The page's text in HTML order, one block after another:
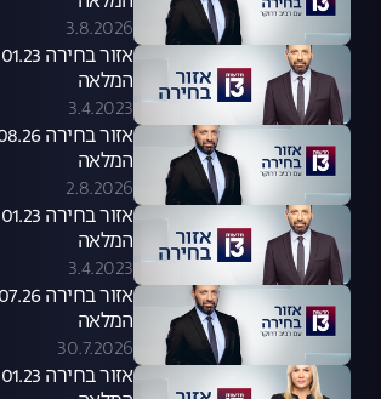
3.8.2026
המלאה
3.4.2023
המלאה
2.8.2026
המלאה
3.4.2023
המלאה
30.7.2026